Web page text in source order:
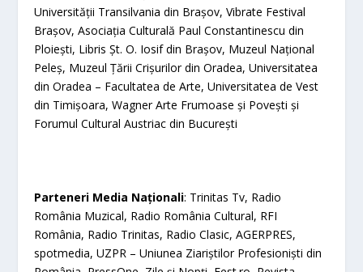
Universității Transilvania din Brașov, Vibrate Festival
Brașov, Asociația Culturală Paul Constantinescu din
Ploiești, Libris Șt. O. Iosif din Brașov, Muzeul Național
Peleș, Muzeul Țării Crișurilor din Oradea, Universitatea
din Oradea – Facultatea de Arte, Universitatea de Vest
din Timișoara, Wagner Arte Frumoase și Povești și
Forumul Cultural Austriac din București
Parteneri Media Naționali: Trinitas Tv, Radio
România Muzical, Radio România Cultural, RFI
România, Radio Trinitas, Radio Clasic, AGERPRES,
spotmedia, UZPR – Uniunea Ziariștilor Profesioniști din